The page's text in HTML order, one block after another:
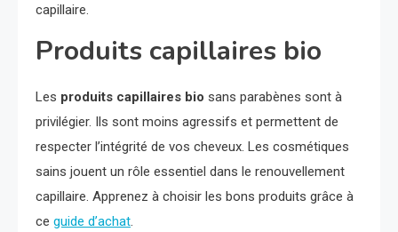
capillaire.
Produits capillaires bio
Les produits capillaires bio sans parabènes sont à
privilégier. Ils sont moins agressifs et permettent de
respecter l’intégrité de vos cheveux. Les cosmétiques
sains jouent un rôle essentiel dans le renouvellement
capillaire. Apprenez à choisir les bons produits grâce à
ce guide d’achat